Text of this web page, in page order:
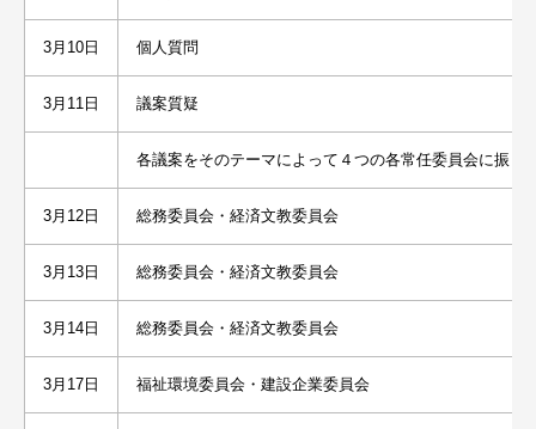
3月10日 個人質問
3月11日 議案質疑
各議案をそのテーマによって４つの各常任委員会に振
3月12日 総務委員会・経済文教委員会
3月13日 総務委員会・経済文教委員会
3月14日 総務委員会・経済文教委員会
3月17日 福祉環境委員会・建設企業委員会